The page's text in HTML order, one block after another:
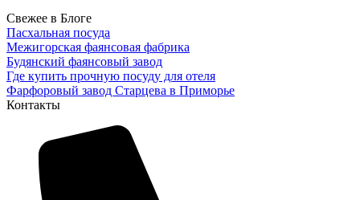
Свежее в Блоге
Пасхальная посуда
Межигорская фаянсовая фабрика
Будянский фаянсовый завод
Где купить прочную посуду для отеля
Фарфоровый завод Старцева в Приморье
Контакты